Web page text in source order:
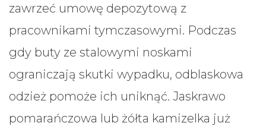
zawrzeć umowę depozytową z
pracownikami tymczasowymi. Podczas
gdy buty ze stalowymi noskami
ograniczają skutki wypadku, odblaskowa
odzież pomoże ich uniknąć. Jaskrawo
pomarańczowa lub żółta kamizelka już